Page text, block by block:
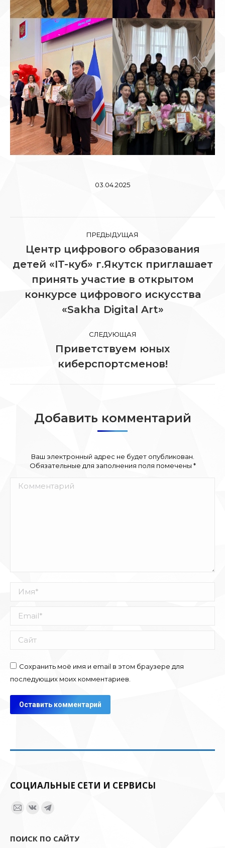
03.04.2025
Навигация
по
записям
ПРЕДЫДУЩАЯ
Предыдущая
запись:
Центр цифрового образования
детей «IT-куб» г.Якутск приглашает
принять участие в открытом
конкурсе цифрового искусства
«Sakha Digital Art»
СЛЕДУЮЩАЯ
Следующая
запись:
Приветствуем юных
киберспортсменов!
Добавить комментарий
Ваш электронный адрес не будет опубликован.
Обязательные для заполнения поля помечены *
Комментарий
Имя *
Email *
Сайт
Сохранить моё имя и email в этом браузере для
последующих моих комментариев.
Оставить комментарий
СОЦИАЛЬНЫЕ СЕТИ И СЕРВИСЫ
Ищите нас:
Страница
открывается
Страница
открывается
Страница
открывается
ПОИСК ПО САЙТУ